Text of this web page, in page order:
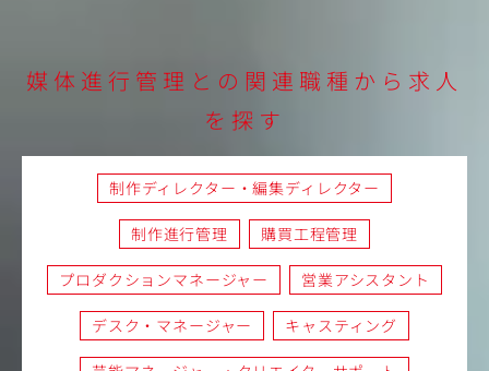
媒体進行管理との関連職種から求人
を探す
制作ディレクター・編集ディレクター
制作進行管理 購買工程管理
プロダクションマネージャー 営業アシスタント
デスク・マネージャー キャスティング